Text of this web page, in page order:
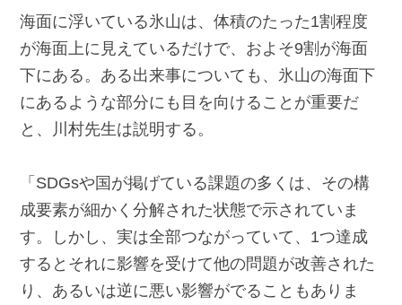
海面に浮いている氷山は、体積のたった1割程度
が海面上に見えているだけで、およそ9割が海面
下にある。ある出来事についても、氷山の海面下
にあるような部分にも目を向けることが重要だ
と、川村先生は説明する。
「SDGsや国が掲げている課題の多くは、その構
成要素が細かく分解された状態で示されていま
す。しかし、実は全部つながっていて、1つ達成
するとそれに影響を受けて他の問題が改善された
り、あるいは逆に悪い影響がでることもありま